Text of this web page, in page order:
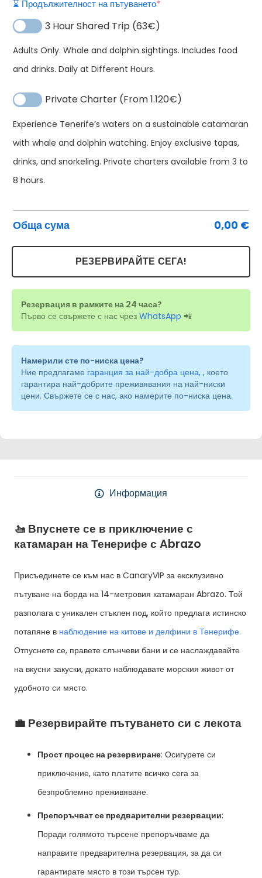
⌛️ Продължителност на пътуването*
3 Hour Shared Trip (63€)
Adults Only. Whale and dolphin sightings. Includes food
and drinks. Daily at Different Hours.
Private Charter (From 1.120€)
Experience Tenerife’s waters on a sustainable catamaran
with whale and dolphin watching. Enjoy exclusive tapas,
drinks, and snorkeling. Private charters available from 3 to
8 hours.
Обща сума 0,00 €
РЕЗЕРВИРАЙТЕ СЕГА!
Алтернатива:
Резервация в рамките на 24 часа?
Първо се свържете с нас чрез WhatsApp 📲
Намерили сте по-ниска цена?
Ние предлагаме гаранция за най-добра цена, , което
гарантира най-добрите преживявания на най-ниски
цени. Свържете се с нас, ако намерите по-ниска цена.
Информация
🚤 Впуснете се в приключение с
катамаран на Тенерифе с Abrazo
Присъединете се към нас в CanaryVIP за ексклузивно
пътуване на борда на 14-метровия катамаран Abrazo. Той
разполага с уникален стъклен под, който предлага истинско
потапяне в наблюдение на китове и делфини в Тенерифе.
Отпуснете се, правете слънчеви бани и се наслаждавайте
на вкусни закуски, докато наблюдавате морския живот от
удобното си място.
💼 Резервирайте пътуването си с лекота
Прост процес на резервиране: Осигурете си
приключение, като платите всичко сега за
безпроблемно преживяване.
Препоръчват се предварителни резервации:
Поради голямото търсене препоръчваме да
направите предварителна резервация, за да си
гарантирате място в този търсен тур.